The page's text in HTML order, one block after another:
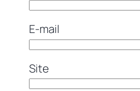
E-mail
Site